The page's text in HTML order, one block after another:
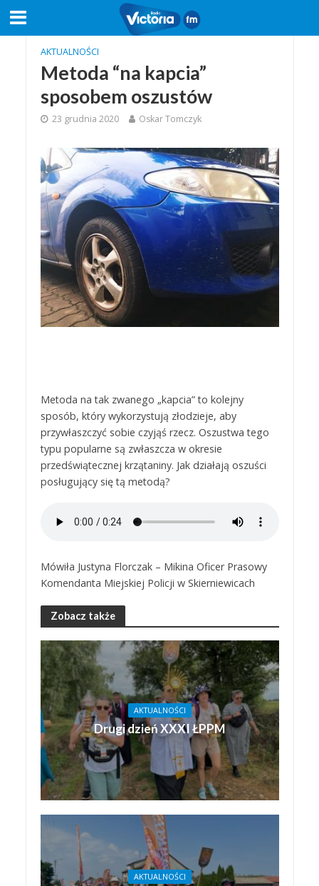
AKTUALNOŚCI
Metoda “na kapcia”
sposobem oszustów
23 grudnia 2020 Oskar Tomczyk
Metoda na tak zwanego „kapcia” to kolejny
sposób, który wykorzystują złodzieje, aby
przywłaszczyć sobie czyjąś rzecz. Oszustwa tego
typu popularne są zwłaszcza w okresie
przedświątecznej krzątaniny. Jak działają oszuści
posługujący się tą metodą?
Mówiła Justyna Florczak – Mikina Oficer Prasowy
Komendanta Miejskiej Policji w Skierniewicach
Zobacz także
AKTUALNOŚCI
Drugi dzień XXXI ŁPPM
AKTUALNOŚCI